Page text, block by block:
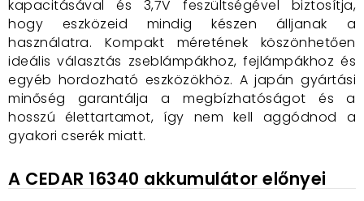
kapacitásával és 3,7V feszültségével biztosítja,
hogy eszközeid mindig készen álljanak a
használatra. Kompakt méretének köszönhetően
ideális választás zseblámpákhoz, fejlámpákhoz és
egyéb hordozható eszközökhöz. A japán gyártási
minőség garantálja a megbízhatóságot és a
hosszú élettartamot, így nem kell aggódnod a
gyakori cserék miatt.
A CEDAR 16340 akkumulátor előnyei